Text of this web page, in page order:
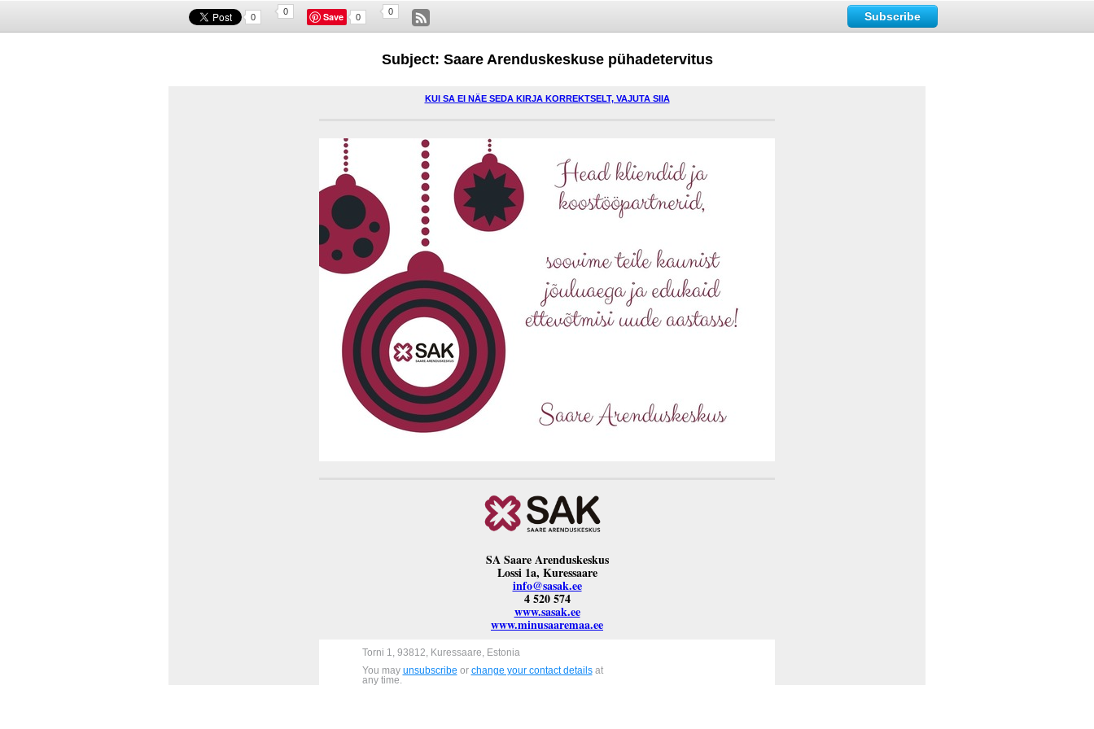
0
0 Save 0
0 Subscribe
Subject: Saare Arenduskeskuse pühadetervitus
KUI SA EI NÄE SEDA KIRJA KORREKTSELT, VAJUTA SIIA
SA Saare Arenduskeskus
Lossi 1a, Kuressaare
info@sasak.ee
4 520 574
www.sasak.ee
www.minusaaremaa.ee
Torni 1, 93812, Kuressaare, Estonia
You may unsubscribe or change your contact detailsat
any time.